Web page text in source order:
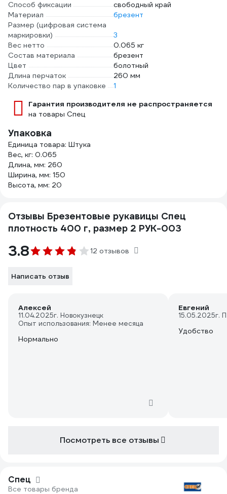
Способ фиксации
свободный край
Материал
брезент
Размер (цифровая система
маркировки)
3
Вес нетто
0.065 кг
Состав материала
брезент
Цвет
болотный
Длина перчаток
260 мм
Количество пар в упаковке
1
Гарантия производителя не распространяется
на товары Спец
Упаковка
Единица товара: Штука
Вес, кг: 0.065
Длина, мм: 260
Ширина, мм: 150
Высота, мм: 20
Отзывы Брезентовые рукавицы Спец
плотность 400 г, размер 2 РУК-003
3.8 12 отзывов
Написать отзыв
Алексей
11.04.2025г. Новокузнецк
Опыт использования: Менее месяца
Нормально
Евгений
15.05.2025г.
Удобство
Посмотреть все отзывы
Спец
Все товары бренда